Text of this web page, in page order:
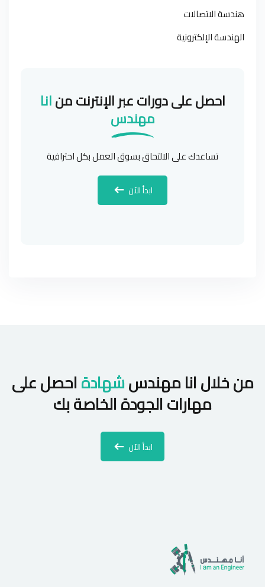
هندسة الاتصالات
الهندسة الإلكترونية
احصل على دورات عبر الإنترنت منانا
مهندس
تساعدك على الالتحاق بسوق العمل بكل احترافية
ابدأ الآن
من خلال انا مهندسشهادةاحصل على
مهارات الجودة الخاصة بك
ابدأ الآن